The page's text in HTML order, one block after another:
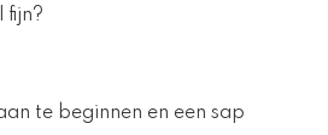
fijn?
te beginnen en een sap